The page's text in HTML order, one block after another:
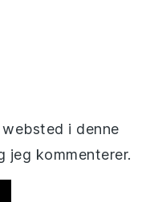
i denne
kommenterer.